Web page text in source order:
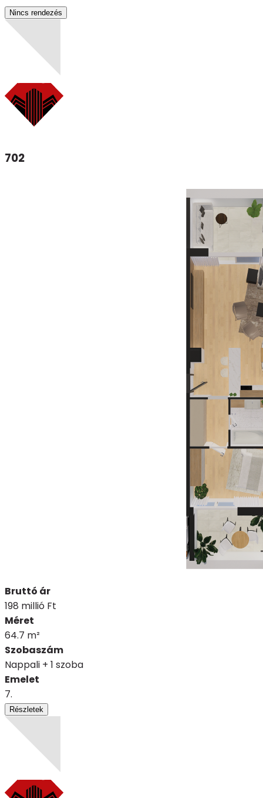
Nincs rendezés
702
Bruttó ár
198 millió Ft
Méret
64.7 m²
Szobaszám
Nappali + 1 szoba
Emelet
7.
Részletek